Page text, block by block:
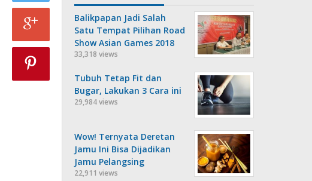
Balikpapan Jadi Salah
Satu Tempat Pilihan Road
Show Asian Games 2018
33,318 views
Tubuh Tetap Fit dan
Bugar, Lakukan 3 Cara ini
29,984 views
Wow! Ternyata Deretan
Jamu Ini Bisa Dijadikan
Jamu Pelangsing
22,911 views